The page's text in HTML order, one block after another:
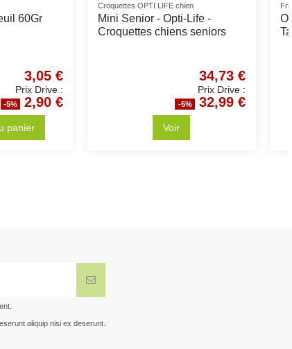
- Différentes
9,85 €
Prix Drive :
-5% 9,36 €
au panier
Poules
Mélange Volaille Mix
Concassé 20 kg
9,46 €
Prix Drive :
-5% 8,99 €
Ajouter au panier
aliquip nisi ex deserunt.